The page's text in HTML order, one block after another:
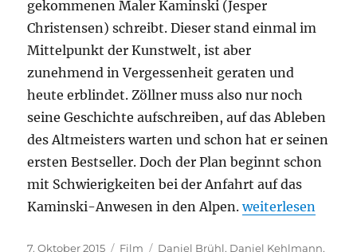
gekommenen Maler Kaminski (Jesper
Christensen) schreibt. Dieser stand einmal im
Mittelpunkt der Kunstwelt, ist aber
zunehmend in Vergessenheit geraten und
heute erblindet. Zöllner muss also nur noch
seine Geschichte aufschreiben, auf das Ableben
des Altmeisters warten und schon hat er seinen
ersten Bestseller. Doch der Plan beginnt schon
mit Schwierigkeiten bei der Anfahrt auf das
Kaminski-Anwesen in den Alpen.„Ich und
weiterlesen
Veröffentlicht
7. Oktober 2015 Kategorien
Film Schlagwörter
Daniel Brühl, Daniel Kehlmann,